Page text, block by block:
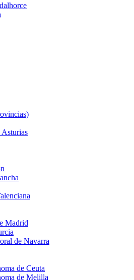
Asturias
Madrid
de Navarra
de Ceuta
de Melilla